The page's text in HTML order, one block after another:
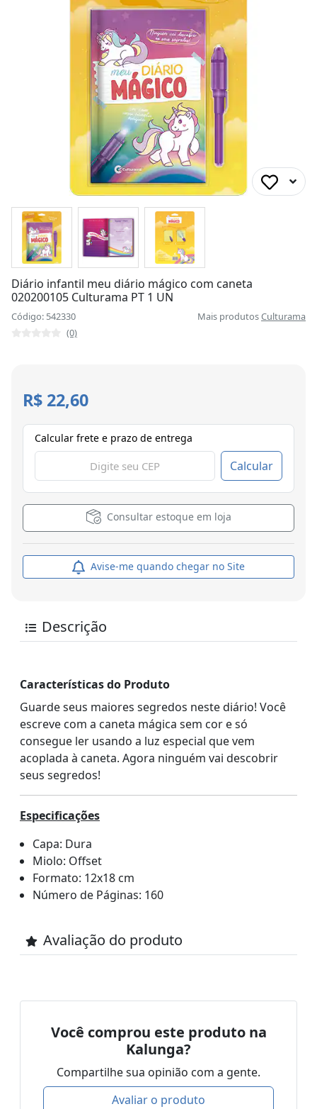
Diário infantil meu diário mágico com caneta
020200105 Culturama PT 1 UN
Código: 542330 Mais produtosCulturama
(0)
R$ 22,60
Calcular frete e prazo de entrega
Calcular
Consultar estoque em loja
Avise-me quando chegar no Site
Descrição
Características do Produto
Guarde seus maiores segredos neste diário! Você
escreve com a caneta mágica sem cor e só
consegue ler usando a luz especial que vem
acoplada à caneta. Agora ninguém vai descobrir
seus segredos!
Especificações
Capa: Dura
Miolo: Offset
Formato: 12x18 cm
Número de Páginas: 160
Avaliação do produto
Você comprou este produto na
Kalunga?
Compartilhe sua opinião com a gente.
Avaliar o produto